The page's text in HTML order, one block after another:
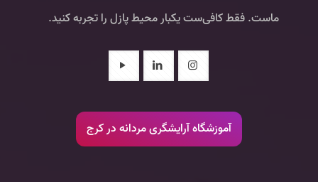
ماست. فقط کافی‌ست یکبار محیط پازل را تجربه کنید.
آموزشگاه آرایشگری مردانه در کرج